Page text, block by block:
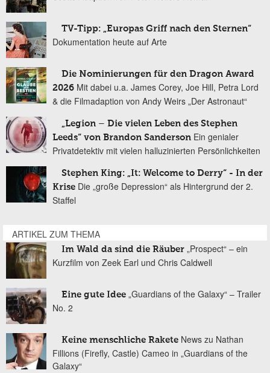
TV-Tipp: „Europas Griff nach den Sternen“
Dokumentation heute auf Arte
Die Nominierungen für den Dragon Award
2026 Mit dabei u.a. James Corey, Joe Hill, Petra Lord
& die Filmadaption von Andy Weirs „Der Astronaut“
„Legion – Die vielen Leben des Stephen
Leeds“ von Brandon Sanderson Ein genialer
Privatdetektiv mit vielen halluzinierten Persönlichkeiten
Stephen King: „It: Welcome to Derry“ - In der
Krise Die „große Depression“ als Hintergrund der 2.
Staffel
ARTIKEL ZUM THEMA
Im Wald da sind die Räuber „Prospect“ – ein
Kurzfilm von Zeek Earl und Chris Caldwell
Eine gute Idee „Guardians of the Galaxy“ – Trailer
No. 2
Keine menschliche Rakete News zu Nathan
Fillions (Firefly, Castle) Cameo in „Guardians of the
Galaxy“